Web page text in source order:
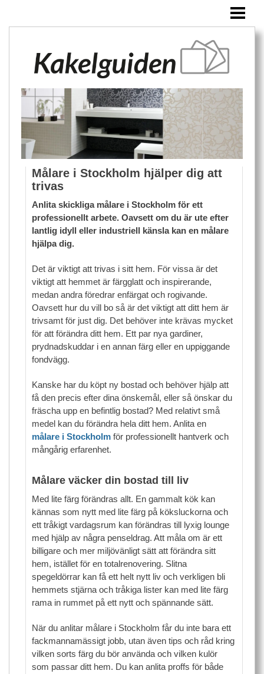
ÖVRIGA PRODUKTER
BLOGG
Målare i Stockholm hjälper dig att
trivas
Anlita skickliga målare i Stockholm för ett
professionellt arbete. Oavsett om du är ute efter
lantlig idyll eller industriell känsla kan en målare
hjälpa dig.
Det är viktigt att trivas i sitt hem. För vissa är det
viktigt att hemmet är färgglatt och inspirerande,
medan andra föredrar enfärgat och rogivande.
Oavsett hur du vill bo så är det viktigt att ditt hem är
trivsamt för just dig. Det behöver inte krävas mycket
för att förändra ditt hem. Ett par nya gardiner,
prydnadskuddar i en annan färg eller en uppiggande
fondvägg.
Kanske har du köpt ny bostad och behöver hjälp att
få den precis efter dina önskemål, eller så önskar du
fräscha upp en befintlig bostad? Med relativt små
medel kan du förändra hela ditt hem. Anlita en
målare i Stockholm för professionellt hantverk och
mångårig erfarenhet.
Målare väcker din bostad till liv
Med lite färg förändras allt. En gammalt kök kan
kännas som nytt med lite färg på köksluckorna och
ett tråkigt vardagsrum kan förändras till lyxig lounge
med hjälp av några penseldrag. Att måla om är ett
billigare och mer miljövänligt sätt att förändra sitt
hem, istället för en totalrenovering. Slitna
spegeldörrar kan få ett helt nytt liv och verkligen bli
hemmets stjärna och tråkiga lister kan med lite färg
rama in rummet på ett nytt och spännande sätt.
När du anlitar målare i Stockholm får du inte bara ett
fackmannamässigt jobb, utan även tips och råd kring
vilken sorts färg du bör använda och vilken kulör
som passar ditt hem. Du kan anlita proffs för både